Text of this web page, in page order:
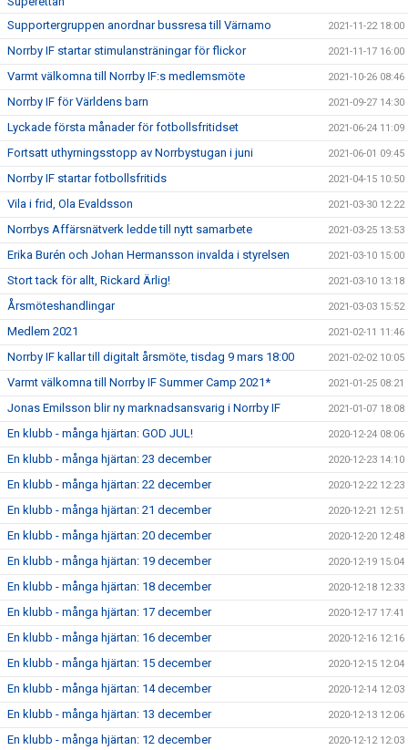
Supportergruppen anordnar bussresa till Värnamo 2021-11-22 18:00
Norrby IF startar stimulansträningar för flickor 2021-11-17 16:00
Varmt välkomna till Norrby IF:s medlemsmöte 2021-10-26 08:46
Norrby IF för Världens barn 2021-09-27 14:30
Lyckade första månader för fotbollsfritidset 2021-06-24 11:09
Fortsatt uthyrningsstopp av Norrbystugan i juni 2021-06-01 09:45
Norrby IF startar fotbollsfritids 2021-04-15 10:50
Vila i frid, Ola Evaldsson 2021-03-30 12:22
Norrbys Affärsnätverk ledde till nytt samarbete 2021-03-25 13:53
Erika Burén och Johan Hermansson invalda i styrelsen 2021-03-10 15:00
Stort tack för allt, Rickard Ärlig! 2021-03-10 13:18
Årsmöteshandlingar 2021-03-03 15:52
Medlem 2021 2021-02-11 11:46
Norrby IF kallar till digitalt årsmöte, tisdag 9 mars 18:00 2021-02-02 10:05
Varmt välkomna till Norrby IF Summer Camp 2021* 2021-01-25 08:21
Jonas Emilsson blir ny marknadsansvarig i Norrby IF 2021-01-07 18:08
En klubb - många hjärtan: GOD JUL! 2020-12-24 08:06
En klubb - många hjärtan: 23 december 2020-12-23 14:10
En klubb - många hjärtan: 22 december 2020-12-22 12:23
En klubb - många hjärtan: 21 december 2020-12-21 12:51
En klubb - många hjärtan: 20 december 2020-12-20 12:48
En klubb - många hjärtan: 19 december 2020-12-19 15:04
En klubb - många hjärtan: 18 december 2020-12-18 12:33
En klubb - många hjärtan: 17 december 2020-12-17 17:41
En klubb - många hjärtan: 16 december 2020-12-16 12:16
En klubb - många hjärtan: 15 december 2020-12-15 12:04
En klubb - många hjärtan: 14 december 2020-12-14 12:03
En klubb - många hjärtan: 13 december 2020-12-13 12:06
En klubb - många hjärtan: 12 december 2020-12-12 12:03